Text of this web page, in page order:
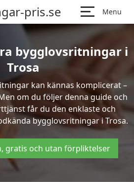
pris.se Menu
bygglovsritningar i
Trosa
kan kännas komplicerat –
om du följer denna guide och
får du den enklaste och
bygglovsritningar i Trosa.
gratis och utan förpliktelser